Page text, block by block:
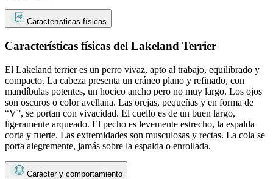
Características físicas
Características físicas del Lakeland Terrier
El Lakeland terrier es un perro vivaz, apto al trabajo, equilibrado y
compacto. La cabeza presenta un cráneo plano y refinado, con
mandíbulas potentes, un hocico ancho pero no muy largo. Los ojos
son oscuros o color avellana. Las orejas, pequeñas y en forma de
“V”, se portan con vivacidad. El cuello es de un buen largo,
ligeramente arqueado. El pecho es levemente estrecho, la espalda
corta y fuerte. Las extremidades son musculosas y rectas. La cola se
porta alegremente, jamás sobre la espalda o enrollada.
Carácter y comportamiento